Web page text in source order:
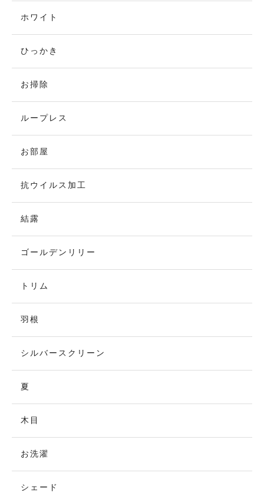
ホワイト
ひっかき
お掃除
ループレス
お部屋
抗ウイルス加工
結露
ゴールデンリリー
トリム
羽根
シルバースクリーン
夏
木目
お洗濯
シェード